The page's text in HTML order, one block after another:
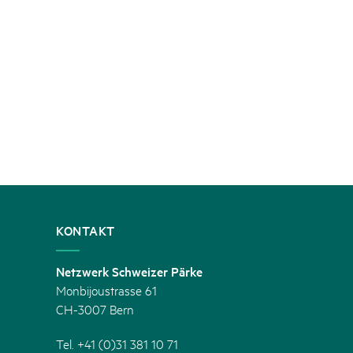
KONTAKT
Netzwerk Schweizer Pärke
Monbijoustrasse 61
CH-3007 Bern
Tel. +41 (0)31 381 10 71